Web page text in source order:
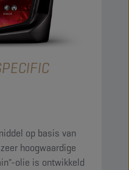
op basis van
hoogwaardige
olie is ontwikkeld